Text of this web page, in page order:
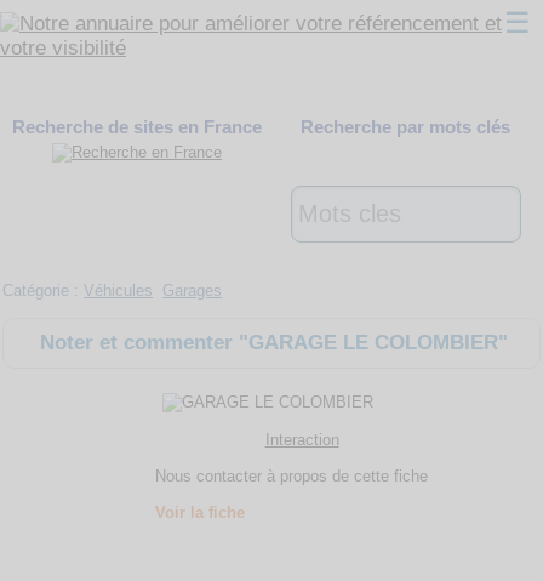
☰
Webmaster
Recherche de sites en France Recherche par mots clés
Catégorie :Véhicules Garages
Noter et commenter "GARAGE LE COLOMBIER"
Interaction
Nous contacter à propos de cette fiche
Voir la fiche